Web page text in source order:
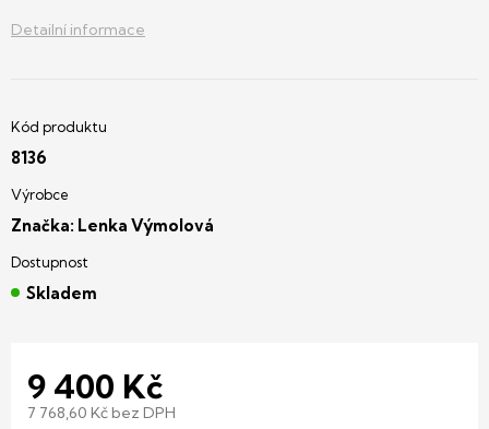
9 400 Kč
7 768,60 Kč bez DPH
Detailní informace
8136
Značka: Lenka Výmolová
Skladem